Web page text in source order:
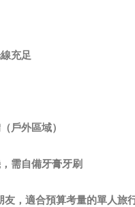
充足
戶外區域）
需自備牙膏牙刷
，適合預算考量的單人旅